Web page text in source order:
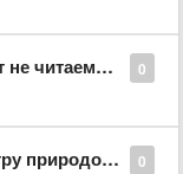
0
оплатить. л/с 6300111628
0
отправить эл.почта нужна